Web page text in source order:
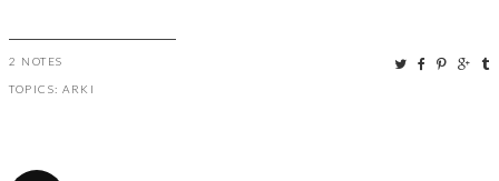
2 NOTES
TOPICS: ARKI